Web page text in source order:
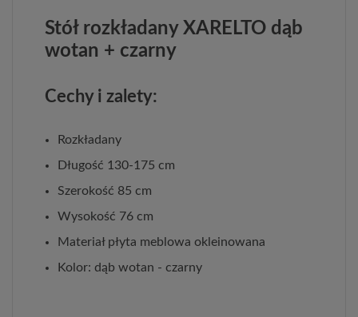
Stół rozkładany XARELTO dąb
wotan + czarny
Cechy i zalety:
Rozkładany
Długość 130-175 cm
Szerokość 85 cm
Wysokość 76 cm
Materiał płyta meblowa okleinowana
Kolor: dąb wotan - czarny